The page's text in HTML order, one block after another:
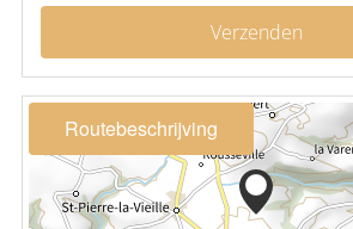
Verzenden
Routebeschrijving